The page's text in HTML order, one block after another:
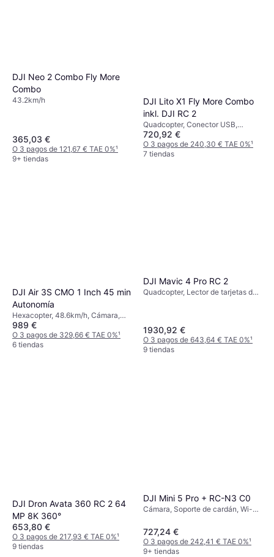
DJI Neo 2 Combo Fly More
Combo
43.2km/h
365,03 €
O 3 pagos de 121,67 € TAE 0%¹
9+ tiendas
DJI Lito X1 Fly More Combo
inkl. DJI RC 2
Quadcopter, Conector USB,
Aplicación móvil, Cámara
720,92 €
O 3 pagos de 240,30 € TAE 0%¹
7 tiendas
DJI Air 3S CMO 1 Inch 45 min
Autonomía
Hexacopter, 48.6km/h, Cámara,
Conector USB, Wi-Fi, GPS,
Bluetooth
989 €
O 3 pagos de 329,66 € TAE 0%¹
6 tiendas
DJI Mavic 4 Pro RC 2
Quadcopter, Lector de tarjetas de
1930,92 €
O 3 pagos de 643,64 € TAE 0%¹
9 tiendas
DJI Dron Avata 360 RC 2 64
MP 8K 360°
653,80 €
O 3 pagos de 217,93 € TAE 0%¹
9 tiendas
DJI Mini 5 Pro + RC-N3 C0
Cámara, Soporte de cardán, Wi-Fi,
727,24 €
O 3 pagos de 242,41 € TAE 0%¹
9+ tiendas